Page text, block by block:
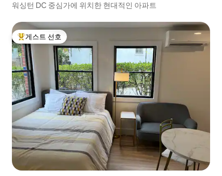
워싱턴 DC 중심가에 위치한 현대적인 아파트
상위 게스트 선호
게스트 선호